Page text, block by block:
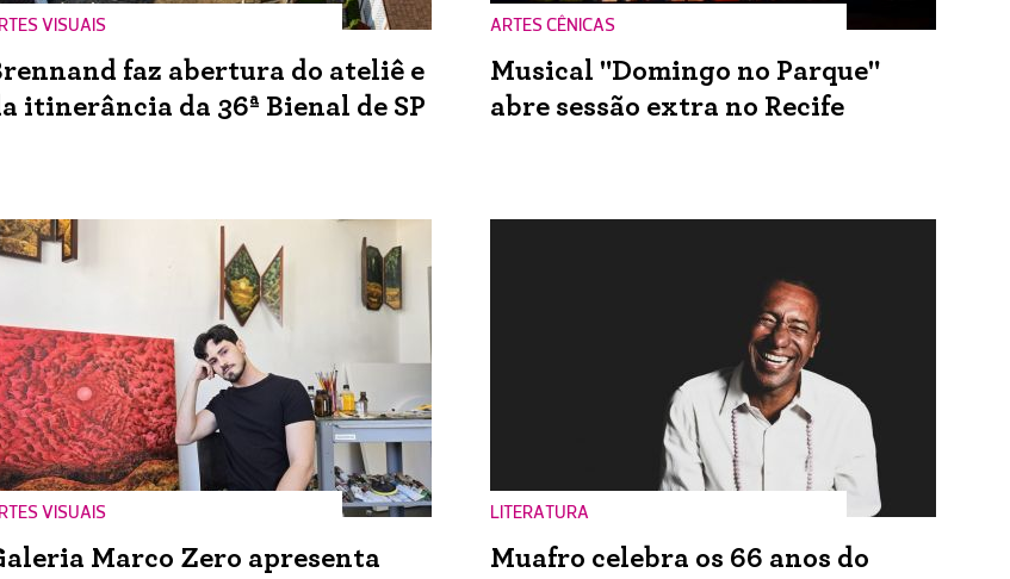
VISUAIS
faz abertura do ateliê e
itinerância da 36ª Bienal de SP
ARTES CÊNICAS
Musical "Domingo no Parque"
abre sessão extra no Recife
VISUAIS
Marco Zero apresenta
LITERATURA
Muafro celebra os 66 anos do